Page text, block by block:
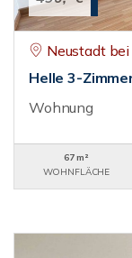
Neustadt bei
Helle 3-
Wohnung
67 m²
WOHNFLÄCHE